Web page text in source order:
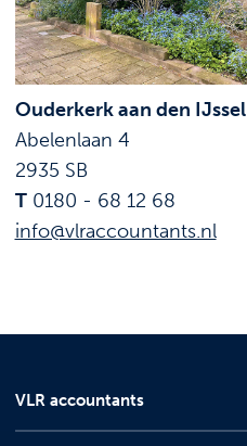
Ouderkerk aan den IJssel
Abelenlaan 4
2935 SB
T0180 - 68 12 68
info@vlraccountants.nl
VLR accountants